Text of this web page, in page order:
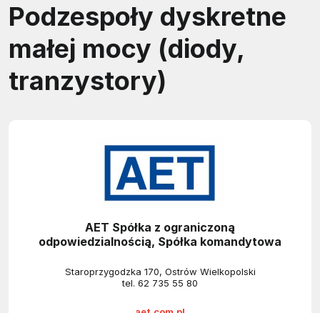
Podzespoły dyskretne
małej mocy (diody,
tranzystory)
AET Spółka z ograniczoną
odpowiedzialnością, Spółka komandytowa
Staroprzygodzka 170, Ostrów Wielkopolski
tel. 62 735 55 80